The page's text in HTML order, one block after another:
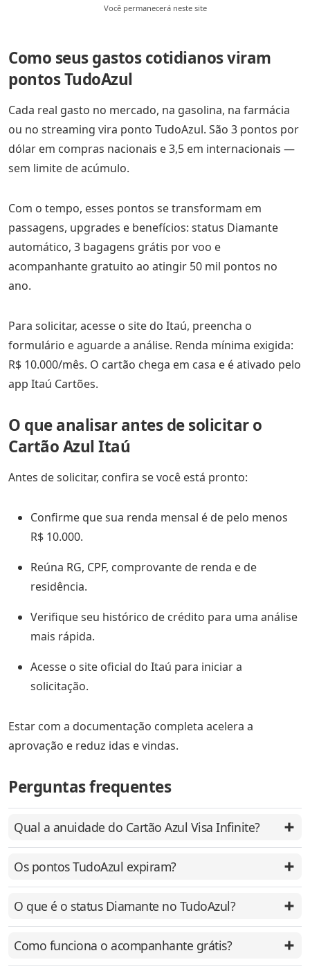
Você permanecerá neste site
Como seus gastos cotidianos viram
pontos TudoAzul
Cada real gasto no mercado, na gasolina, na farmácia
ou no streaming vira ponto TudoAzul. São 3 pontos por
dólar em compras nacionais e 3,5 em internacionais —
sem limite de acúmulo.
Com o tempo, esses pontos se transformam em
passagens, upgrades e benefícios: status Diamante
automático, 3 bagagens grátis por voo e
acompanhante gratuito ao atingir 50 mil pontos no
ano.
Para solicitar, acesse o site do Itaú, preencha o
formulário e aguarde a análise. Renda mínima exigida:
R$ 10.000/mês. O cartão chega em casa e é ativado pelo
app Itaú Cartões.
O que analisar antes de solicitar o
Cartão Azul Itaú
Antes de solicitar, confira se você está pronto:
Confirme que sua renda mensal é de pelo menos
R$ 10.000.
Reúna RG, CPF, comprovante de renda e de
residência.
Verifique seu histórico de crédito para uma análise
mais rápida.
Acesse o site oficial do Itaú para iniciar a
solicitação.
Estar com a documentação completa acelera a
aprovação e reduz idas e vindas.
Perguntas frequentes
Qual a anuidade do Cartão Azul Visa Infinite?
Os pontos TudoAzul expiram?
O que é o status Diamante no TudoAzul?
Como funciona o acompanhante grátis?